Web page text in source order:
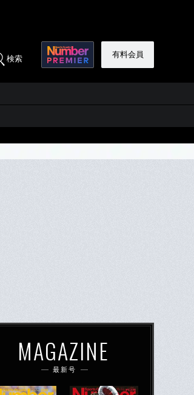
検索 有料会員
MAGAZINE
最新号